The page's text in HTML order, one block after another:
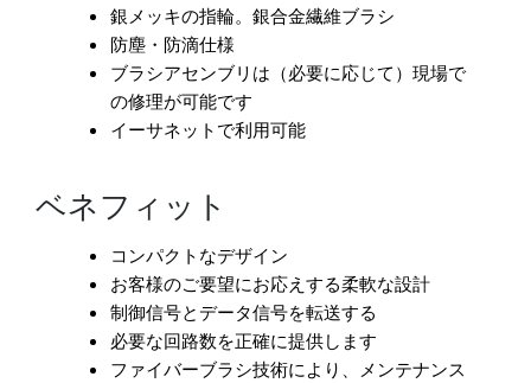
銀メッキの指輪。銀合金繊維ブラシ
防塵・防滴仕様
ブラシアセンブリは（必要に応じて）現場で
の修理が可能です
イーサネットで利用可能
ベネフィット
コンパクトなデザイン
お客様のご要望にお応えする柔軟な設計
制御信号とデータ信号を転送する
必要な回路数を正確に提供します
ファイバーブラシ技術により、メンテナンス